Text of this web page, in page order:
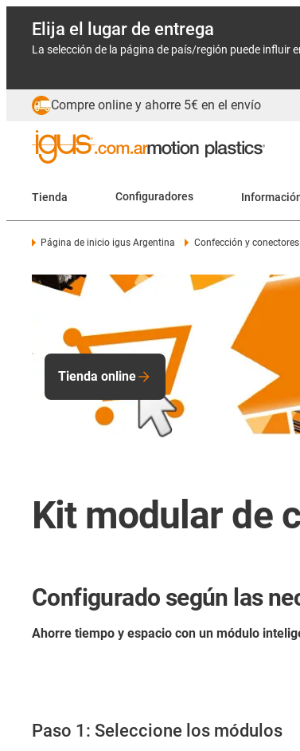
Elija el lugar de entrega
La selección de la página de país/región puede influir
Compre online y ahorre 5€ en el envío
Tienda Configuradores
Página de inicio igus Argentina Confección y conectores
Tienda online
Kit modular de
Configurado según las
Ahorre tiempo y espacio con un módulo
Paso 1: Seleccione los módulos